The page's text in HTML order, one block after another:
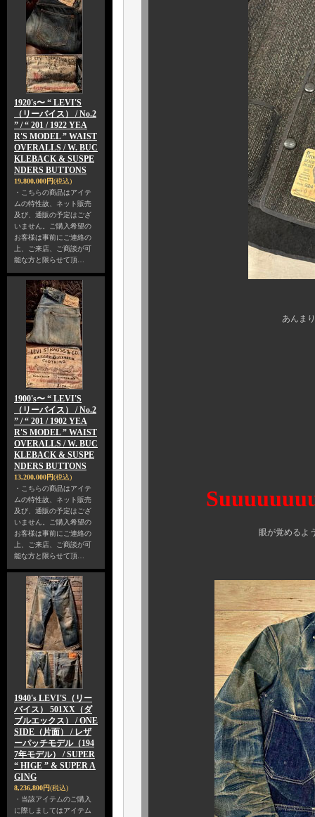
1920's〜 “ LEVI'S
（リーバイス） / No.2
” / “ 201 / 1922 YEA
R'S MODEL ” WAIST
OVERALLS / W. BUC
KLEBACK & SUSPE
NDERS BUTTONS
19,800,000円(税込)
・こちらの商品はアイテ
ムの特性故、ネット販売
及び、通販の予定はござ
いません。ご購入希望の
お客様は事前にご連絡の
上、ご来店、ご商談が可
能な方と限らせて頂…
1900's〜 “ LEVI'S
（リーバイス） / No.2
” / “ 201 / 1902 YEA
R'S MODEL ” WAIST
OVERALLS / W. BUC
KLEBACK & SUSPE
NDERS BUTTONS
13,200,000円(税込)
・こちらの商品はアイテ
ムの特性故、ネット販売
及び、通販の予定はござ
いません。ご購入希望の
お客様は事前にご連絡の
上、ご来店、ご商談が可
能な方と限らせて頂…
1940's LEVI'S（リー
バイス） 501XX（ダ
ブルエックス） / ONE
SIDE（片面） / レザ
ーパッチモデル（194
7年モデル） / SUPER
“ HIGE ” & SUPER A
GING
8,236,800円(税込)
・当該アイテムのご購入
に際しましてはアイテム
あんまり自己満してち
眼が覚めるようなスペシ